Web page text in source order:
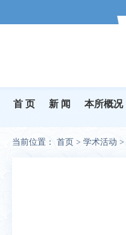
首 页 新 闻 本所概况
当前位置： 首页 > 学术活动 >